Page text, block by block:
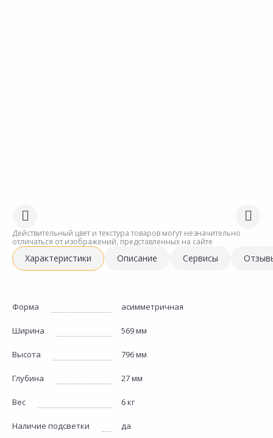
Действительный цвет и текстура товаров могут незначительно
отличаться от изображений, представленных на сайте
Характеристики Описание Сервисы
Форма асимметричная
Ширина 569 мм
Высота 796 мм
Глубина 27 мм
Вес 6 кг
Наличие подсветки да